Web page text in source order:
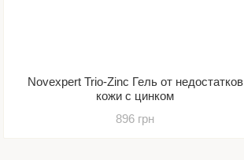
Novexpert Trio-Zinc Гель от недостатков
кожи с цинком
896 грн